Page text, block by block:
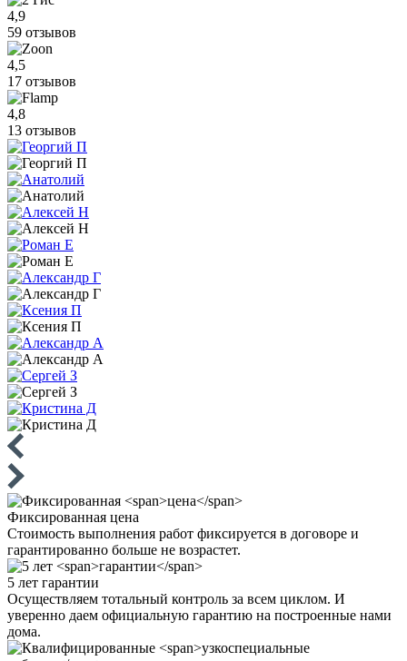
4,9
59 отзывов
4,5
17 отзывов
4,8
13 отзывов
Фиксированная цена
Стоимость выполнения работ фиксируется в договоре и
гарантированно больше не возрастет.
5 лет гарантии
Осуществляем тотальный контроль за всем циклом. И
уверенно даем официальную гарантию на построенные нами
дома.